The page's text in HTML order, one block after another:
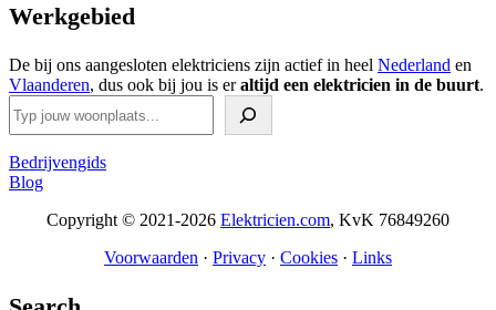
Werkgebied
De bij ons aangesloten elektriciens zijn actief in heel Nederland en
Vlaanderen, dus ook bij jou is eraltijd een elektricien in de buurt.
Bedrijvengids
Blog
Copyright © 2021-2026 Elektricien.com, KvK 76849260
Voorwaarden · Privacy · Cookies · Links